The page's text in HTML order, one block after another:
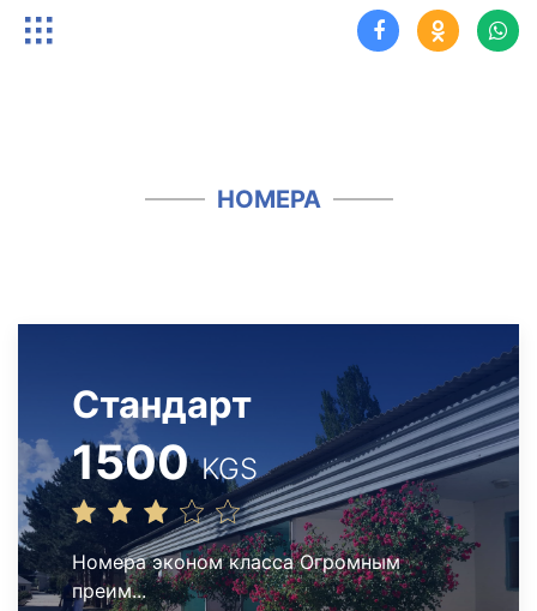
НОМЕРА
Стандарт
1500 KGS
Номера эконом класса Огромным
преим...